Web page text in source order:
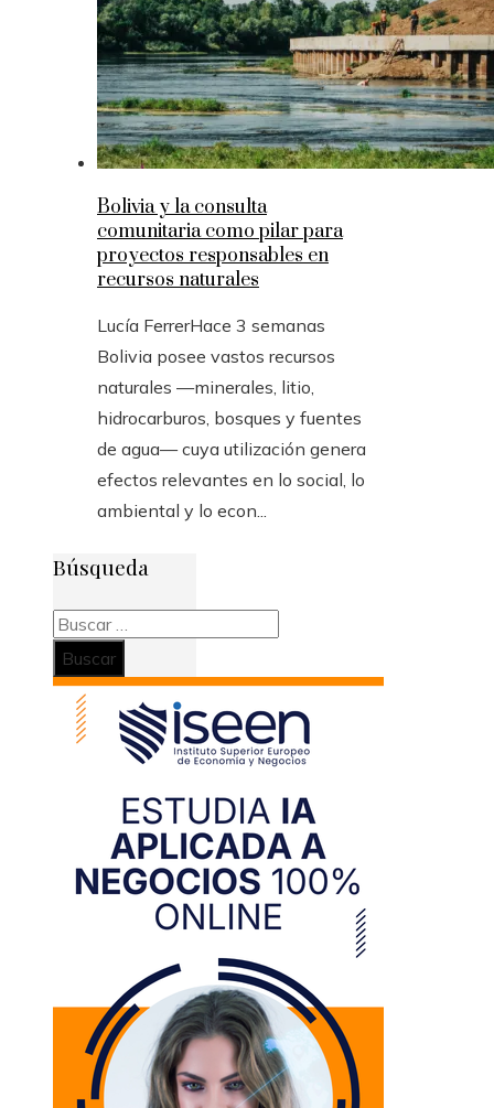
Bolivia y la consulta
comunitaria como pilar para
proyectos responsables en
recursos naturales
Lucía FerrerHace 3 semanas
Bolivia posee vastos recursos
naturales —minerales, litio,
hidrocarburos, bosques y fuentes
de agua— cuya utilización genera
efectos relevantes en lo social, lo
ambiental y lo econ...
Búsqueda
Buscar: